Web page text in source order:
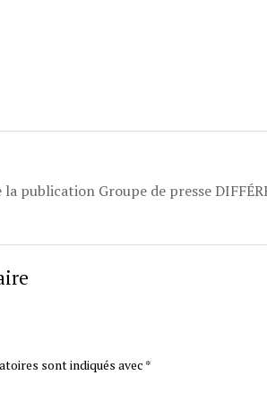
publication Groupe de presse
sont indiqués avec *